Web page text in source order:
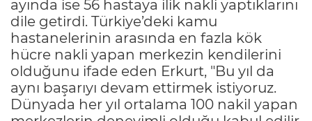
ayında ise 56 hastaya ilik nakli yaptıklarını
dile getirdi. Türkiye’deki kamu
hastanelerinin arasında en fazla kök
hücre nakli yapan merkezin kendilerini
olduğunu ifade eden Erkurt, "Bu yıl da
aynı başarıyı devam ettirmek istiyoruz.
Dünyada her yıl ortalama 100 nakil yapan